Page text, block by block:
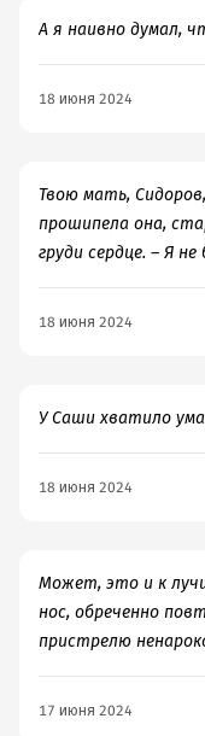
А я наивно думал,
18 июня 2024
Твою мать,
прошипела она,
груди сердце. – Я
18 июня 2024
У Саши хватило
18 июня 2024
Может, это и к
нос, обреченно
пристрелю
17 июня 2024